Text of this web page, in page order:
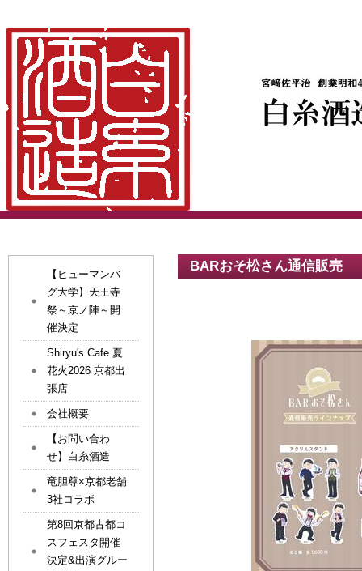
BARおそ松さん通信販売
【ヒューマンバ
グ大学】天王寺
祭～京ノ陣～開
催決定
Shiryu's Cafe 夏
花火2026 京都出
張店
会社概要
【お問い合わ
せ】白糸酒造
竜胆尊×京都老舗
3社コラボ
第8回京都古都コ
スフェスタ開催
決定&出演グルー